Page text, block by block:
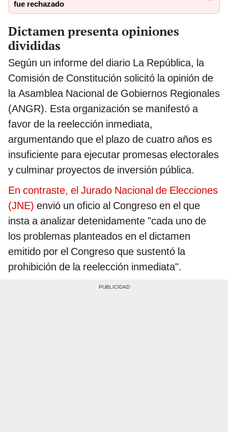
fue rechazado
Dictamen presenta opiniones
divididas
Según un informe del diario La República, la
Comisión de Constitución solicitó la opinión de
la Asamblea Nacional de Gobiernos Regionales
(ANGR). Esta organización se manifestó a
favor de la reelección inmediata,
argumentando que el plazo de cuatro años es
insuficiente para ejecutar promesas electorales
y culminar proyectos de inversión pública.
En contraste, el Jurado Nacional de Elecciones
(JNE) envió un oficio al Congreso en el que
insta a analizar detenidamente "cada uno de
los problemas planteados en el dictamen
emitido por el Congreso que sustentó la
prohibición de la reelección inmediata".